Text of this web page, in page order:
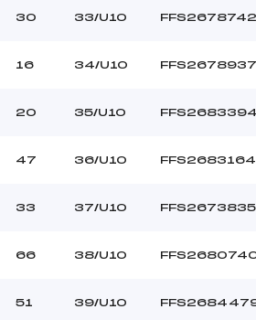
30 33/U10 FFS2678742
16 34/U10 FFS2678937
20 35/U10 FFS2683394
47 36/U10 FFS2683164
33 37/U10 FFS2673835
66 38/U10
51 39/U10